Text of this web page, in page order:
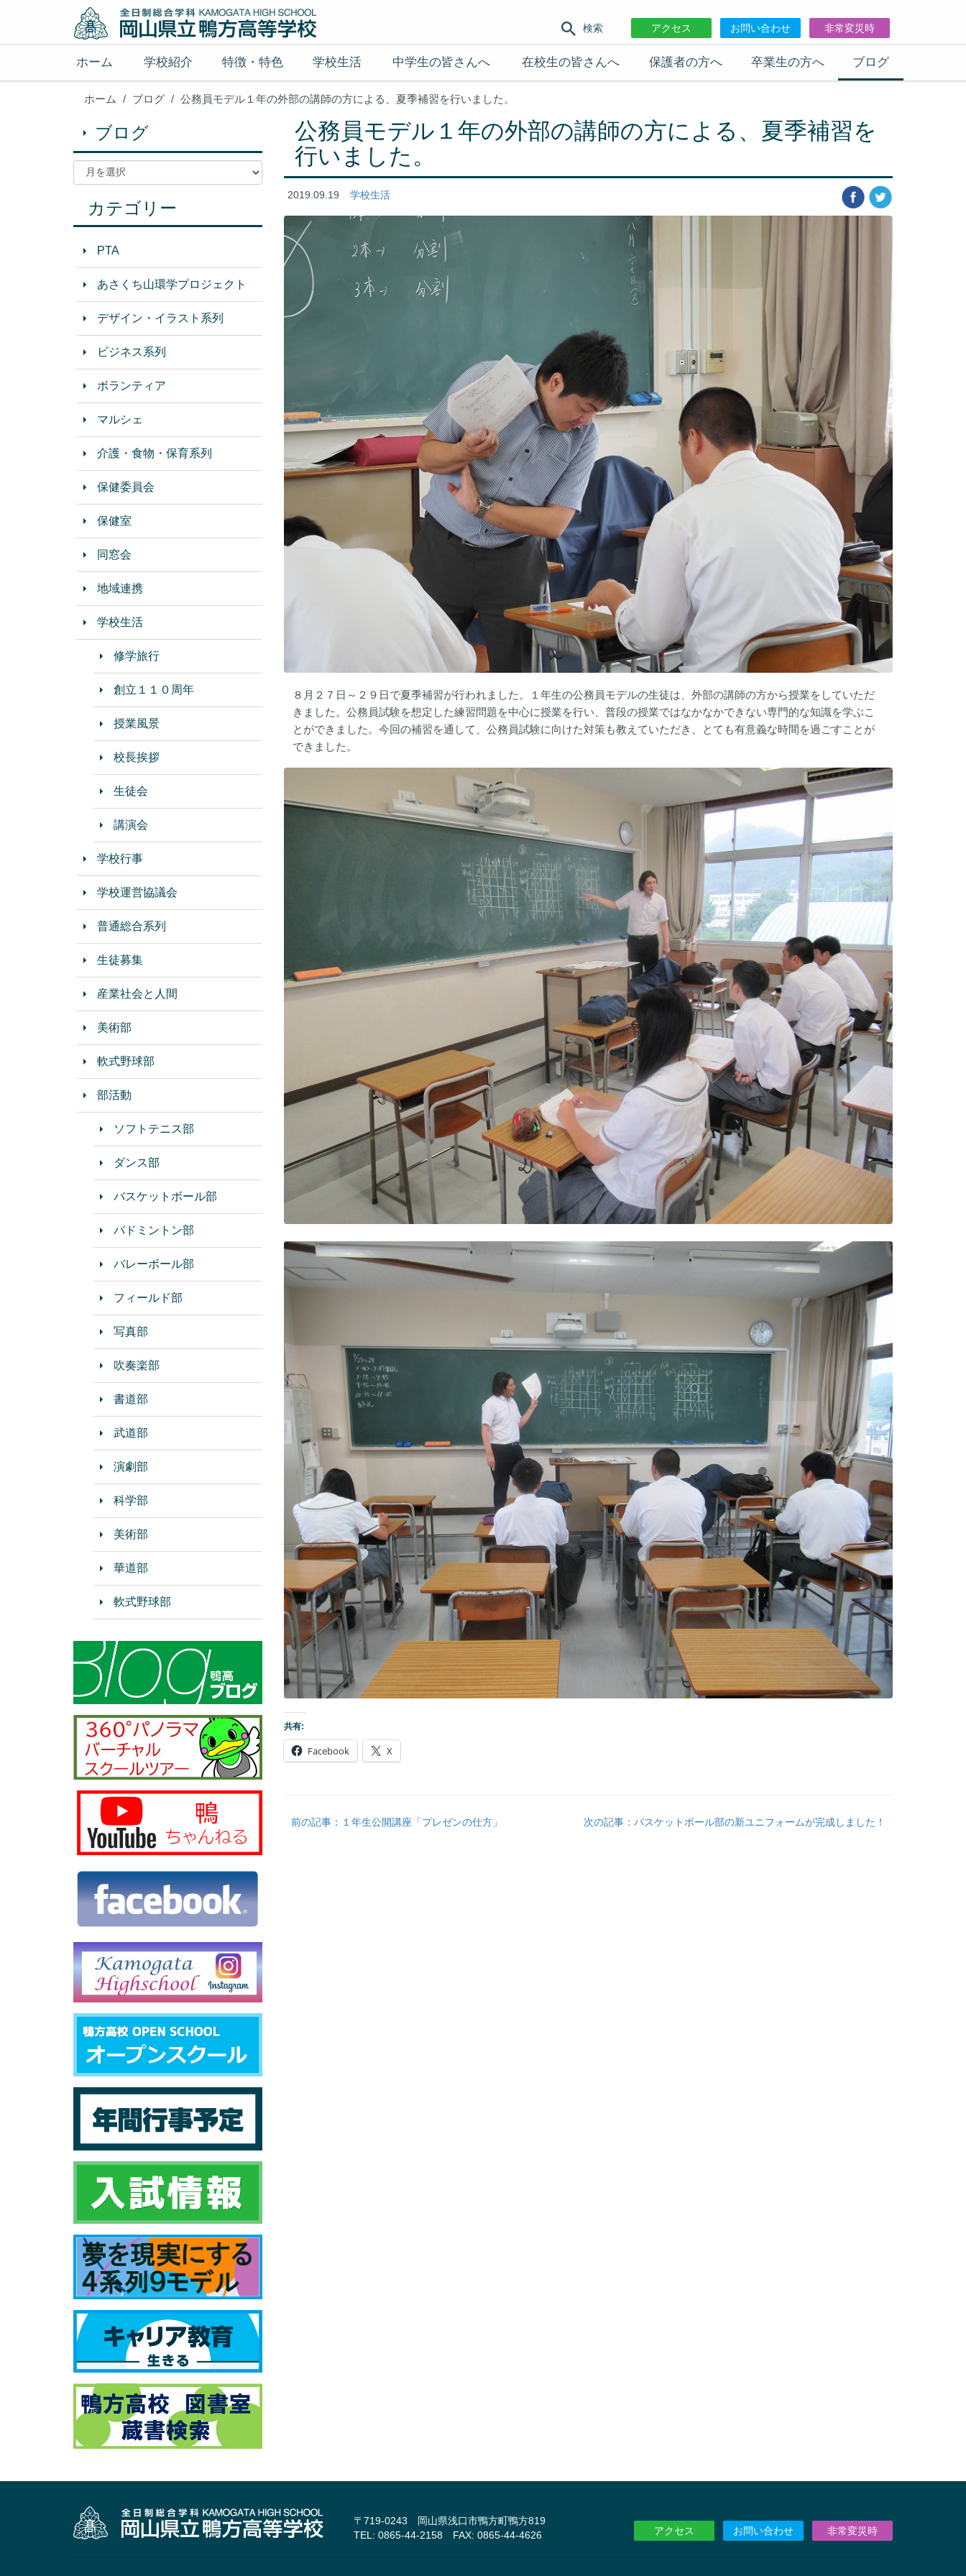
検索 アクセス お問い合わせ 非常変災時
ホーム 学校紹介 特徴・特色 学校生活 中学生の皆さんへ 在校生の皆さんへ 保護者の方へ 卒業生の方へ ブログ
ホーム ブログ 公務員モデル１年の外部の講師の方による、夏季補習を行いました。
公務員モデル１年の外部の講師の方による、夏季補習を
行いました。
2019.09.19 学校生活
８月２７日～２９日で夏季補習が行われました。１年生の公務員モデルの生徒は、外部の講師の方から授業をしていただ
きました。公務員試験を想定した練習問題を中心に授業を行い、普段の授業ではなかなかできない専門的な知識を学ぶこ
とができました。今回の補習を通して、公務員試験に向けた対策も教えていただき、とても有意義な時間を過ごすことが
できました。
共有:
Facebook X
前の記事：１年生公開講座「プレゼンの仕方」 次の記事：バスケットボール部の新ユニフォームが完成しました！
ブログ
カテゴリー
PTA
あさくち山環学プロジェクト
デザイン・イラスト系列
ビジネス系列
ボランティア
マルシェ
介護・食物・保育系列
保健委員会
保健室
同窓会
地域連携
学校生活
修学旅行
創立１１０周年
授業風景
校長挨拶
生徒会
講演会
学校行事
学校運営協議会
普通総合系列
生徒募集
産業社会と人間
美術部
軟式野球部
部活動
ソフトテニス部
ダンス部
バスケットボール部
バドミントン部
バレーボール部
フィールド部
写真部
吹奏楽部
書道部
武道部
演劇部
科学部
美術部
華道部
軟式野球部
〒719-0243 岡山県浅口市鴨方町鴨方819
TEL: 0865-44-2158 FAX: 0865-44-4626
アクセス お問い合わせ 非常変災時